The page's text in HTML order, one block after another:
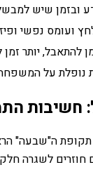
ובזמן שיש
ועומס נפשי
להתאבל, יותר זמן
נופלת על
חשיבות
ה"שבעה"
חוזרים לשגרה